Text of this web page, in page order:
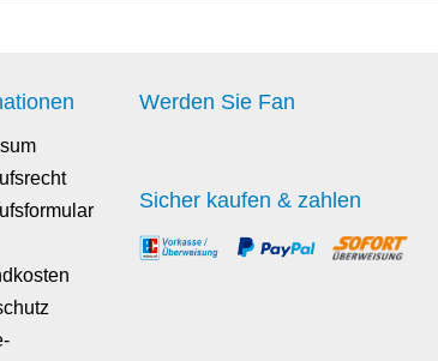
Werden Sie Fan
Sicher kaufen & zahlen